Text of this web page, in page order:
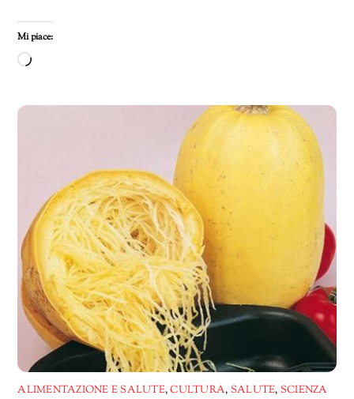
Mi piace:
Caricamento
corso…
ALIMENTAZIONE E SALUTE,CULTURA, SALUTE, SCIENZA